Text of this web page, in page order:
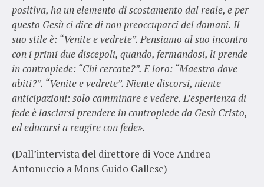
positiva, ha un elemento di scostamento dal reale, e per
questo Gesù ci dice di non preoccuparci del domani. Il
suo stile è: “Venite e vedrete”. Pensiamo al suo incontro
con i primi due discepoli, quando, fermandosi, li prende
in contropiede: “Chi cercate?”. E loro: “Maestro dove
abiti?”. “Venite e vedrete”. Niente discorsi, niente
anticipazioni: solo camminare e vedere. L’esperienza di
fede è lasciarsi prendere in contropiede da Gesù Cristo,
ed educarsi a reagire con fede».
(Dall’intervista del direttore di Voce Andrea
Antonuccio a Mons Guido Gallese)